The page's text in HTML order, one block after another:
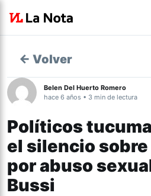
← Volver
Belen Del Huerto Romero
hace 6 años • 3 min de lectura
Políticos
el silencio
por abuso
Bussi